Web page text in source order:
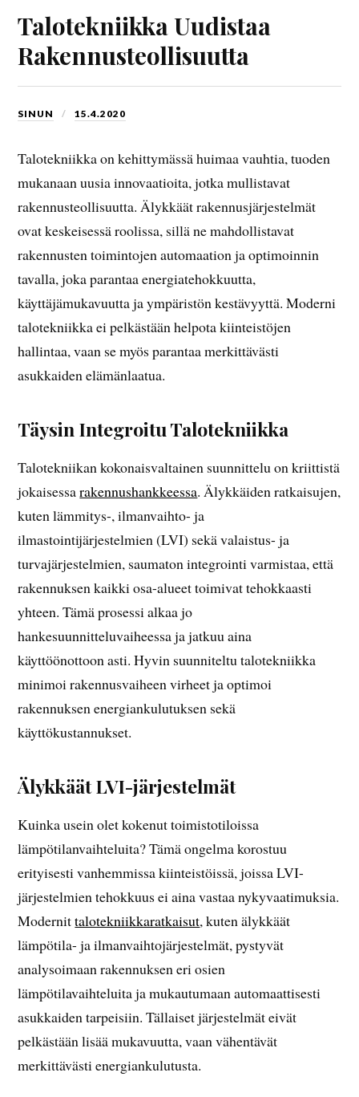
Talotekniikka Uudistaa
Rakennusteollisuutta
SINUN 15.4.2020
Talotekniikka on kehittymässä huimaa vauhtia, tuoden
mukanaan uusia innovaatioita, jotka mullistavat
rakennusteollisuutta. Älykkäät rakennusjärjestelmät
ovat keskeisessä roolissa, sillä ne mahdollistavat
rakennusten toimintojen automaation ja optimoinnin
tavalla, joka parantaa energiatehokkuutta,
käyttäjämukavuutta ja ympäristön kestävyyttä. Moderni
talotekniikka ei pelkästään helpota kiinteistöjen
hallintaa, vaan se myös parantaa merkittävästi
asukkaiden elämänlaatua.
Täysin Integroitu Talotekniikka
Talotekniikan kokonaisvaltainen suunnittelu on kriittistä
jokaisessarakennushankkeessa. Älykkäiden ratkaisujen,
kuten lämmitys-, ilmanvaihto- ja
ilmastointijärjestelmien (LVI) sekä valaistus- ja
turvajärjestelmien, saumaton integrointi varmistaa, että
rakennuksen kaikki osa-alueet toimivat tehokkaasti
yhteen. Tämä prosessi alkaa jo
hankesuunnitteluvaiheessa ja jatkuu aina
käyttöönottoon asti. Hyvin suunniteltu talotekniikka
minimoi rakennusvaiheen virheet ja optimoi
rakennuksen energiankulutuksen sekä
käyttökustannukset.
Älykkäät LVI-järjestelmät
Kuinka usein olet kokenut toimistotiloissa
lämpötilanvaihteluita? Tämä ongelma korostuu
erityisesti vanhemmissa kiinteistöissä, joissa LVI-
järjestelmien tehokkuus ei aina vastaa nykyvaatimuksia.
Modernittalotekniikkaratkaisut, kuten älykkäät
lämpötila- ja ilmanvaihtojärjestelmät, pystyvät
analysoimaan rakennuksen eri osien
lämpötilavaihteluita ja mukautumaan automaattisesti
asukkaiden tarpeisiin. Tällaiset järjestelmät eivät
pelkästään lisää mukavuutta, vaan vähentävät
merkittävästi energiankulutusta.